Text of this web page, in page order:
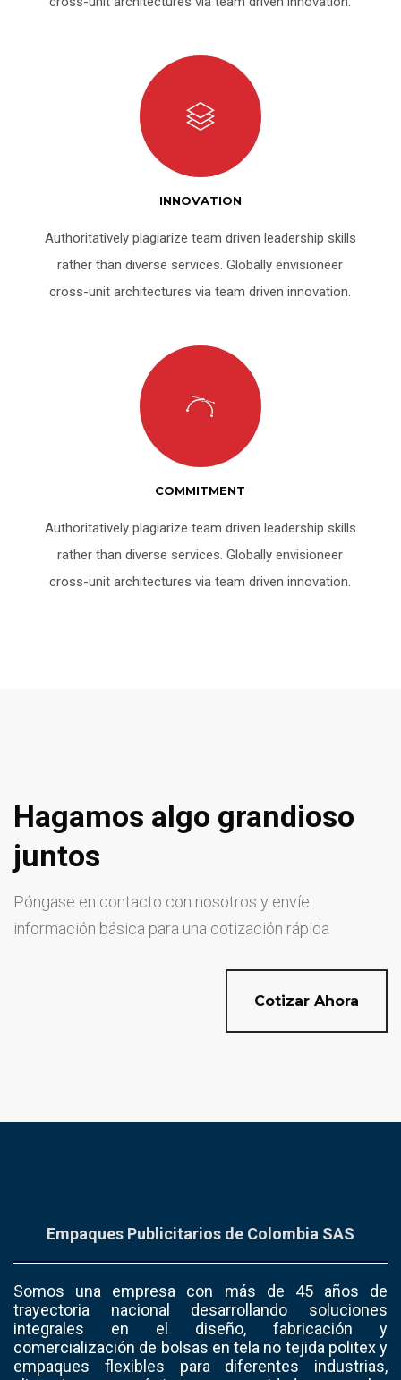
INNOVATION
Authoritatively plagiarize team driven leadership skills
rather than diverse services. Globally envisioneer
cross-unit architectures via team driven innovation.
COMMITMENT
Authoritatively plagiarize team driven leadership skills
rather than diverse services. Globally envisioneer
cross-unit architectures via team driven innovation.
Hagamos algo grandioso
juntos
Póngase en contacto con nosotros y envíe
información básica para una cotización rápida
Cotizar Ahora
Empaques Publicitarios de Colombia SAS
Somos una empresa con más de 45 años de
trayectoria nacional desarrollando soluciones
integrales en el diseño, fabricación y
comercialización de bolsas en tela no tejida politex y
empaques flexibles para diferentes industrias,